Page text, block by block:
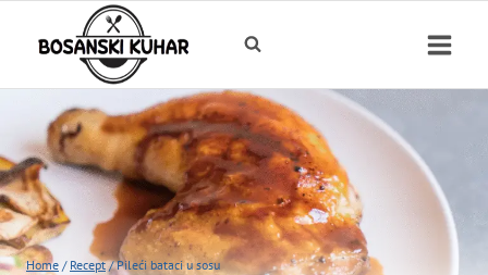
Home / Recept / Pileći bataci u sosu